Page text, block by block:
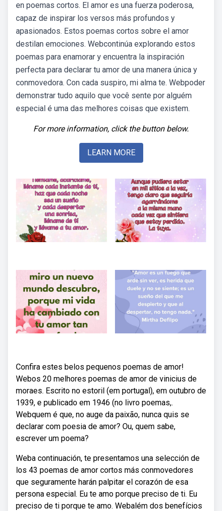
en poemas cortos. El amor es una fuerza poderosa,
capaz de inspirar los versos más profundos y
apasionados. Estos poemas cortos sobre el amor
destilan emociones. Webcontinúa explorando estos
poemas para enamorar y encuentra la inspiración
perfecta para declarar tu amor de una manera única y
conmovedora. Con cada suspiro, mi alma te. Webpoder
demonstrar tudo aquilo que você sente por alguém
especial é uma das melhores coisas que existem.
For more information, click the button below.
LEARN MORE
Confira estes belos pequenos poemas de amor!
Webos 20 melhores poemas de amor de vinicius de
moraes. Escrito no estoril (em portugal), em outubro de
1939, e publicado em 1946 (no livro poemas,.
Webquem é que, no auge da paixão, nunca quis se
declarar com poesia de amor? Ou, quem sabe,
escrever um poema?
Weba continuación, te presentamos una selección de
los 43 poemas de amor cortos más conmovedores
que seguramente harán palpitar el corazón de esa
persona especial. Eu te amo porque preciso de ti. Eu
preciso de ti porque te amo. Webalém dos benefícios